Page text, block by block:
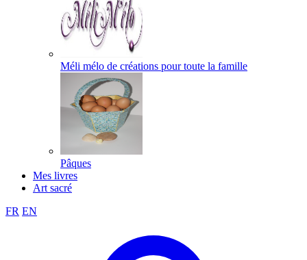
Méli mélo de créations pour toute la famille
Pâques
Mes livres
Art sacré
FR EN